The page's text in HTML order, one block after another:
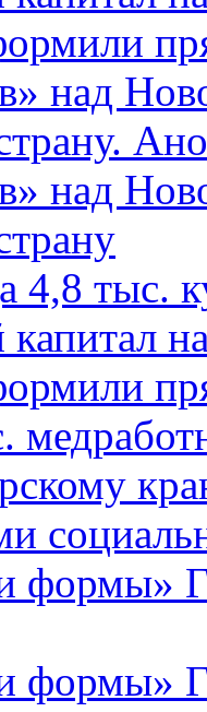
над
над
4,8 тыс.
капитал
формы»
формы»